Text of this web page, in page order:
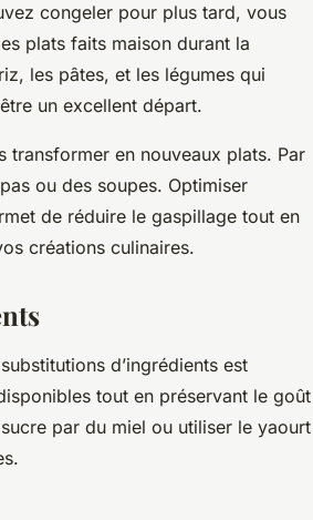
congeler pour plus tard, vous
plats faits maison durant la
les pâtes, et les légumes qui
un excellent départ.
transformer en nouveaux plats. Par
ou des soupes. Optimiser
de réduire le gaspillage tout en
créations culinaires.
d’ingrédients est
tout en préservant le goût
par du miel ou utiliser le yaourt